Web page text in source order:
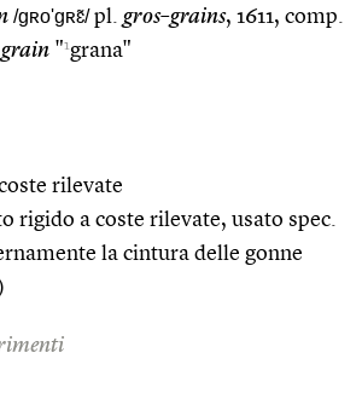
/gʀo'gʀɛ̃/pl. gros–grains, 1611, comp.
grain "1grana"
rilevate
rigido a coste rilevate, usato spec.
la cintura delle gonne